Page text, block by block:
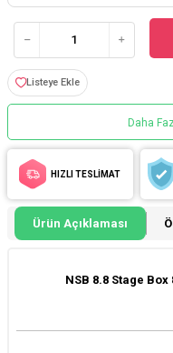
Listeye Ekle
Daha
HIZLI TESLİMAT
Ürün Açıklaması
NSB 8.8 Stage